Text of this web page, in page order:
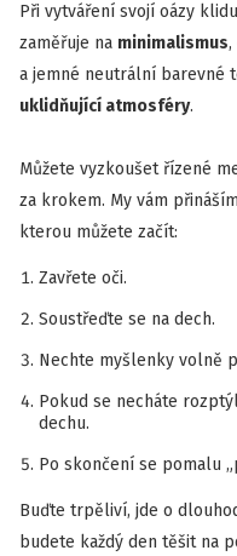
Při vytváření svojí oázy
zaměřuje na minimalismus,
a jemné neutrální barevné
uklidňující atmosféry.
Můžete vyzkoušet řízené
za krokem. My vám
kterou můžete začít:
Zavřete oči.
Soustřeďte se na dech.
Nechte myšlenky volně
Pokud se necháte
dechu.
Po skončení se pomalu
Buďte trpěliví, jde o
budete každý den těšit na